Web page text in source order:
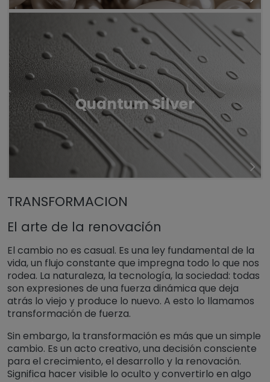
Quantum Silver
TRANSFORMACION
El arte de la renovación
El cambio no es casual. Es una ley fundamental de la
vida, un flujo constante que impregna todo lo que nos
rodea. La naturaleza, la tecnología, la sociedad: todas
son expresiones de una fuerza dinámica que deja
atrás lo viejo y produce lo nuevo. A esto lo llamamos
transformación de fuerza.
Sin embargo, la transformación es más que un simple
cambio. Es un acto creativo, una decisión consciente
para el crecimiento, el desarrollo y la renovación.
Significa hacer visible lo oculto y convertirlo en algo